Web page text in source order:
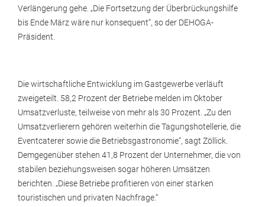
Verlängerung gehe. „Die Fortsetzung der Überbrückungshilfe
bis Ende März wäre nur konsequent“, so der DEHOGA-
Präsident.
Die wirtschaftliche Entwicklung im Gastgewerbe verläuft
zweigeteilt. 58,2 Prozent der Betriebe melden im Oktober
Umsatzverluste, teilweise von mehr als 30 Prozent. „Zu den
Umsatzverlierern gehören weiterhin die Tagungshotellerie, die
Eventcaterer sowie die Betriebsgastronomie“, sagt Zöllick.
Demgegenüber stehen 41,8 Prozent der Unternehmer, die von
stabilen beziehungsweisen sogar höheren Umsätzen
berichten. „Diese Betriebe profitieren von einer starken
touristischen und privaten Nachfrage.“